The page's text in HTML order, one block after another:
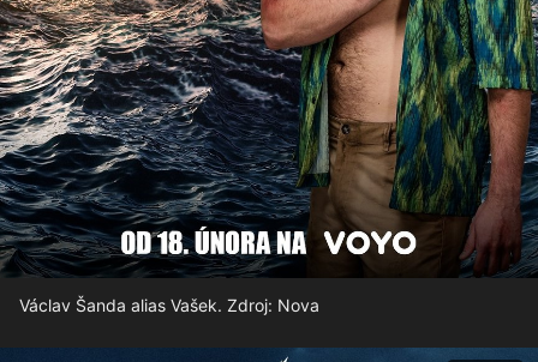
Václav Šanda alias Vašek. Zdroj: Nova